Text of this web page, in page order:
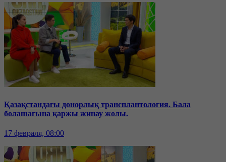
Қазақстандағы донорлық трансплантология. Бала
болашағына қаржы жинау жолы.
17 февраля, 08:00